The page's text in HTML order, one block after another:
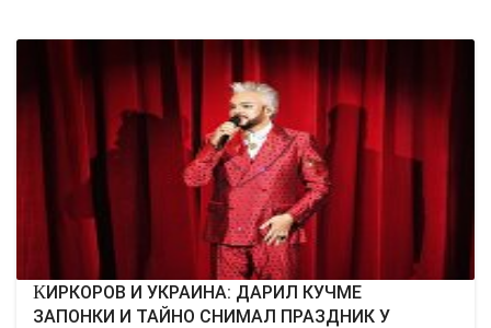
КИРКОРОВ И УКРАИНА: ДАРИЛ КУЧМЕ
ЗАПОНКИ И ТАЙНО СНИМАЛ ПРАЗДНИК У